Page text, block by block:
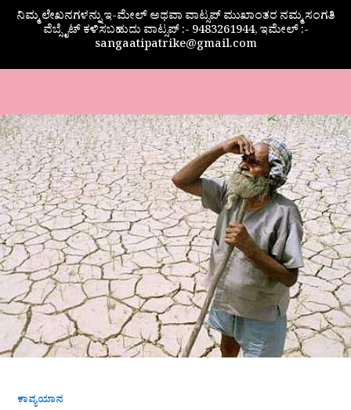
ನಿಮ್ಮ ಲೇಖನಗಳನ್ನು ಇ-ಮೇಲ್ ಅಥವಾ ವಾಟ್ಸಪ್ ಮುಖಾಂತರ ನಮ್ಮ ಸಂಗತಿ
ವೆಬ್ಸೈಟ್ ಕಳಿಸಬಹುದು ವಾಟ್ಸಪ್‌ :- 9483261944, ಇಮೇಲ್ :-
sangaatipatrike@gmail.com
ಕಾವ್ಯಯಾನ
ಅನ್ನದಾತ